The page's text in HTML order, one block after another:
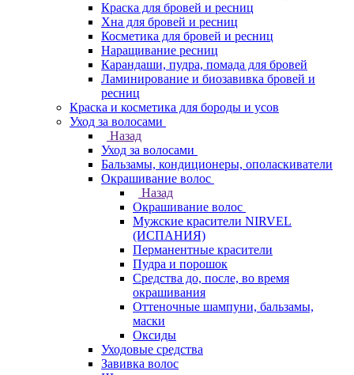
Краска для бровей и ресниц
Хна для бровей и ресниц
Косметика для бровей и ресниц
Наращивание ресниц
Карандаши, пудра, помада для бровей
Ламинирование и биозавивка бровей и
ресниц
Краска и косметика для бороды и усов
Уход за волосами
Назад
Уход за волосами
Бальзамы, кондиционеры, ополаскиватели
Окрашивание волос
Назад
Окрашивание волос
Мужские красители NIRVEL
(ИСПАНИЯ)
Перманентные красители
Пудра и порошок
Средства до, после, во время
окрашивания
Оттеночные шампуни, бальзамы,
маски
Оксиды
Уходовые средства
Завивка волос